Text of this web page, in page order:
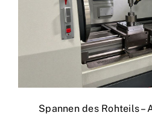
Spannen des Rohteils –